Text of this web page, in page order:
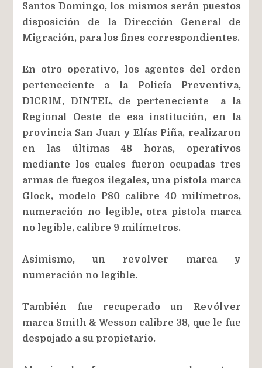
Santos Domingo, los mismos serán puestos
disposición de la Dirección General de
Migración, para los fines correspondientes.
En otro operativo, los agentes del orden
perteneciente a la Policía Preventiva,
DICRIM, DINTEL, de perteneciente a la
Regional Oeste de esa institución, en la
provincia San Juan y Elías Piña, realizaron
en las últimas 48 horas, operativos
mediante los cuales fueron ocupadas tres
armas de fuegos ilegales, una pistola marca
Glock, modelo P80 calibre 40 milímetros,
numeración no legible, otra pistola marca
no legible, calibre 9 milímetros.
Asimismo, un revolver marca y
numeración no legible.
También fue recuperado un Revólver
marca Smith & Wesson calibre 38, que le fue
despojado a su propietario.